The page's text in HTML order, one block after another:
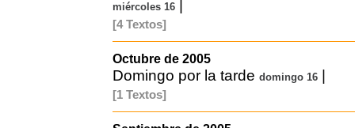
miércoles 16
[4 Textos]
Octubre de 2005
Domingo por la tarde domingo 16
[1 Textos]